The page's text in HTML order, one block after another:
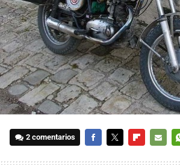
2 comentarios